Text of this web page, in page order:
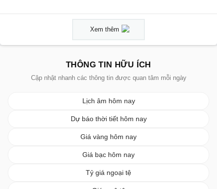
Xem thêm
THÔNG TIN HỮU ÍCH
Cập nhật nhanh các thông tin được quan tâm mỗi ngày
Lịch âm hôm nay
Dự báo thời tiết hôm nay
Giá vàng hôm nay
Giá bạc hôm nay
Tỷ giá ngoại tệ